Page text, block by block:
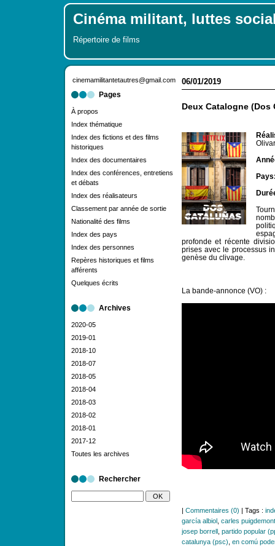
Cinéma militant, luttes
Répertoire de films
cinemamilitantetautres@gmail.com
Pages
À propos
Index thématique
Index des fictions et des films
historiques
Index des documentaires
Index des conférences, entretiens
et débats
Index des réalisateurs
Classement par année de sortie
Nationalité des films
Index des pays
Index des personnes
Repères historiques et films
afférents
Quelques écrits
Archives
2020-05
2019-01
2018-10
2018-07
2018-05
2018-04
2018-03
2018-02
2018-01
2017-12
Toutes les archives
Rechercher
06/01/2019
Deux Catalogne (Dos
profonde et récente
prises avec le processus
genèse du clivage.
La bande-annonce (VO) :
| Commentaires (0) | Tags :
garcía albiol, carles puigdemont
josep borrell, partido popular
catalunya (psc) en comú